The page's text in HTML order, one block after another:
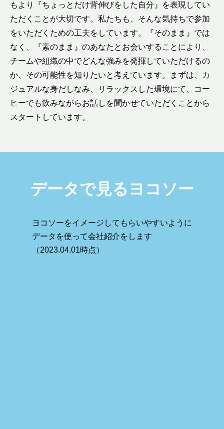
もより『ちょっとだけ背伸びをした自分』を表現してい
ただくことが大切です。私たちも、そんな気持ちで参加
をいただくための工夫をしています。『そのまま』では
なく、『素のまま』のあなたとお会いすることにより、
チームや組織の中でどんな強みを発揮していただけるの
か、その可能性を知りたいと考えています。まずは、カ
ジュアルな身だしなみ、リラックスした環境にて、コー
ヒーでも飲みながらお話しを聞かせていただくことから
スタートしています。
データで見るヨコソー
ヨコソーをイメージしてもらいやすいように
データを使って会社紹介をします
（2023.04.01時点）